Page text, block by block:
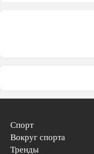
Спорт
Вокруг спорта
Тренды